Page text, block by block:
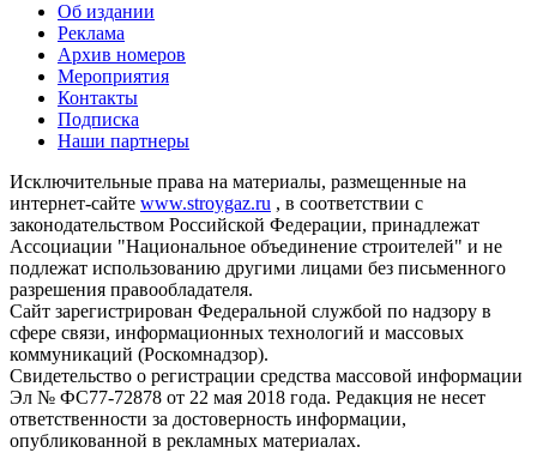
Об издании
Реклама
Архив номеров
Мероприятия
Контакты
Подписка
Наши партнеры
Исключительные права на материалы, размещенные на
интернет-сайте www.stroygaz.ru , в соответствии с
законодательством Российской Федерации, принадлежат
Ассоциации "Национальное объединение строителей" и не
подлежат использованию другими лицами без письменного
разрешения правообладателя.
Сайт зарегистрирован Федеральной службой по надзору в
сфере связи, информационных технологий и массовых
коммуникаций (Роскомнадзор).
Свидетельство о регистрации средства массовой информации
Эл № ФС77-72878 от 22 мая 2018 года. Редакция не несет
ответственности за достоверность информации,
опубликованной в рекламных материалах.